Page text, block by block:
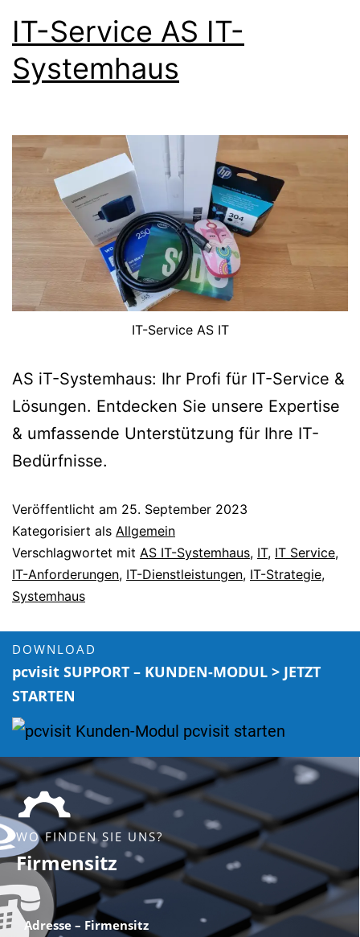
IT-Service AS IT-
Systemhaus
IT-Service AS IT
AS iT-Systemhaus: Ihr Profi für IT-Service &
Lösungen. Entdecken Sie unsere Expertise
& umfassende Unterstützung für Ihre IT-
Bedürfnisse.
Veröffentlicht am 25. September 2023
Kategorisiert als Allgemein
Verschlagwortet mit AS IT-Systemhaus, IT, IT Service,
IT-Anforderungen, IT-Dienstleistungen, IT-Strategie,
Systemhaus
DOWNLOAD
pcvisit SUPPORT – KUNDEN-MODUL > JETZT
STARTEN
WO FINDEN SIE UNS?
Firmensitz
Adresse – Firmensitz